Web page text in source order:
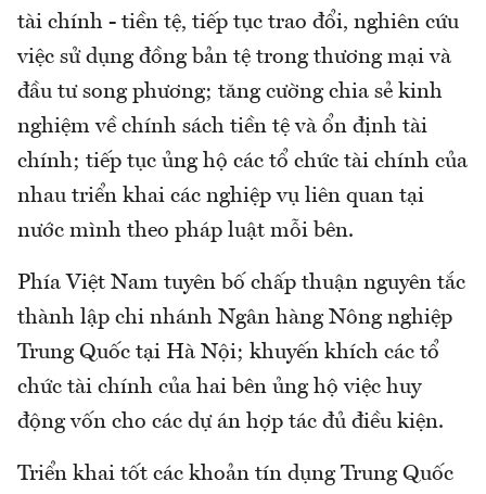
tài chính - tiền tệ, tiếp tục trao đổi, nghiên cứu
việc sử dụng đồng bản tệ trong thương mại và
đầu tư song phương; tăng cường chia sẻ kinh
nghiệm về chính sách tiền tệ và ổn định tài
chính; tiếp tục ủng hộ các tổ chức tài chính của
nhau triển khai các nghiệp vụ liên quan tại
nước mình theo pháp luật mỗi bên.
Phía Việt Nam tuyên bố chấp thuận nguyên tắc
thành lập chi nhánh Ngân hàng Nông nghiệp
Trung Quốc tại Hà Nội; khuyến khích các tổ
chức tài chính của hai bên ủng hộ việc huy
động vốn cho các dự án hợp tác đủ điều kiện.
Triển khai tốt các khoản tín dụng Trung Quốc